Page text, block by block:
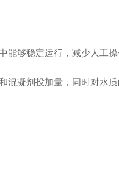
够稳定运行，减少人工操
凝剂投加量，同时对水质